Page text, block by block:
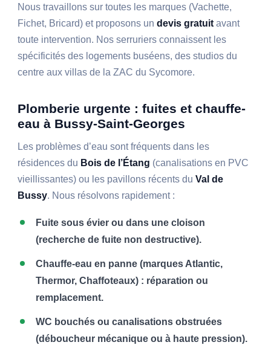
Nous travaillons sur toutes les marques (Vachette,
Fichet, Bricard) et proposons undevis gratuitavant
toute intervention. Nos serruriers connaissent les
spécificités des logements buséens, des studios du
centre aux villas de la ZAC du Sycomore.
Plomberie urgente : fuites et chauffe-
eau à Bussy-Saint-Georges
Les problèmes d’eau sont fréquents dans les
résidences du Bois de l’Étang (canalisations en PVC
vieillissantes) ou les pavillons récents duVal de
Bussy. Nous résolvons rapidement :
Fuite sous évier ou dans une cloison
(recherche de fuite non destructive).
Chauffe-eau en panne (marques Atlantic,
Thermor, Chaffoteaux) : réparation ou
remplacement.
WC bouchés ou canalisations obstruées
(déboucheur mécanique ou à haute pression).